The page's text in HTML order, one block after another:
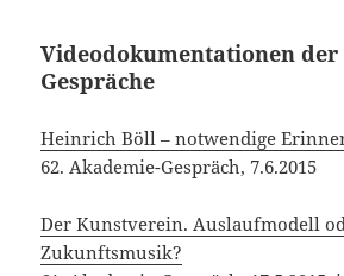
Kunst von allen? Das
60. Akademie-Gespräch, 17.5.2015,
Ausstellung KUNST FÜR ALLE
Keine Kunst: Die Kamera als
59. Akademie-Gespräch, 22.4.2015
Georg Stefan Trollerund Klaus
mit Rüdiger Suchsland